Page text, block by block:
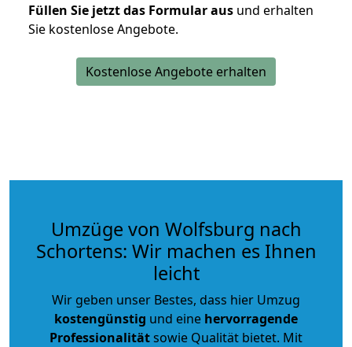
Füllen Sie jetzt das Formular aus und erhalten
Sie kostenlose Angebote.
Kostenlose Angebote erhalten
Umzüge von Wolfsburg nach
Schortens: Wir machen es Ihnen
leicht
Wir geben unser Bestes, dass hier Umzug
kostengünstig und eine hervorragende
Professionalitätsowie Qualität bietet. Mit